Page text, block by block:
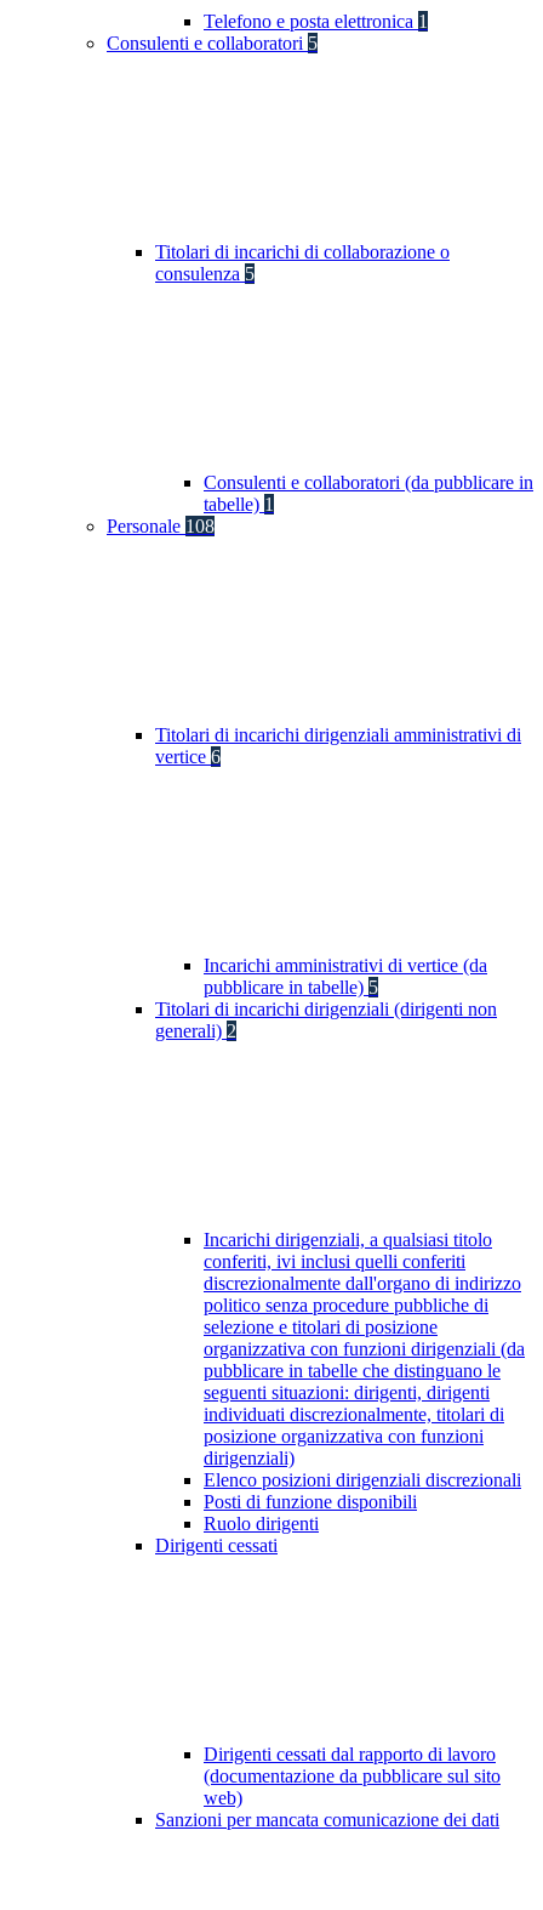
Telefono e posta elettronica 1
Consulenti e collaboratori 5
Titolari di incarichi di collaborazione o
consulenza 5
Consulenti e collaboratori (da pubblicare in
tabelle) 1
Personale 108
Titolari di incarichi dirigenziali amministrativi di
vertice 6
Incarichi amministrativi di vertice (da
pubblicare in tabelle) 5
Titolari di incarichi dirigenziali (dirigenti non
generali) 2
Incarichi dirigenziali, a qualsiasi titolo
conferiti, ivi inclusi quelli conferiti
discrezionalmente dall'organo di indirizzo
politico senza procedure pubbliche di
selezione e titolari di posizione
organizzativa con funzioni dirigenziali (da
pubblicare in tabelle che distinguano le
seguenti situazioni: dirigenti, dirigenti
individuati discrezionalmente, titolari di
posizione organizzativa con funzioni
dirigenziali)
Elenco posizioni dirigenziali discrezionali
Posti di funzione disponibili
Ruolo dirigenti
Dirigenti cessati
Dirigenti cessati dal rapporto di lavoro
(documentazione da pubblicare sul sito
web)
Sanzioni per mancata comunicazione dei dati